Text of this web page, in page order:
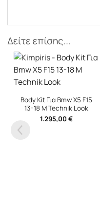
Δείτε επίσης...
Body Kit Για Bmw 5 E60
03-10 M5 Look Χωρίς
Προβολείς